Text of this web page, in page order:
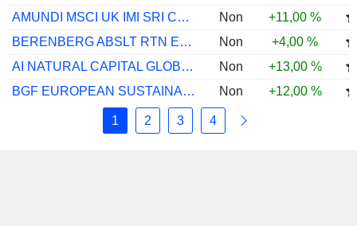
AMUNDI MSCI UK IMI SRI CLMTPRSALGDIGGBPD
Non
+11,00 %
BERENBERG ABSLT RTN ERPN EQ I A EUR ACC
Non
+4,00 %
AI NATURAL CAPITAL GLOBAL EQ I USD ACC
Non
+13,00 %
BGF EUROPEAN SUSTAINABLE EQUITY A2
Non +12,00 %
1 2 3 4